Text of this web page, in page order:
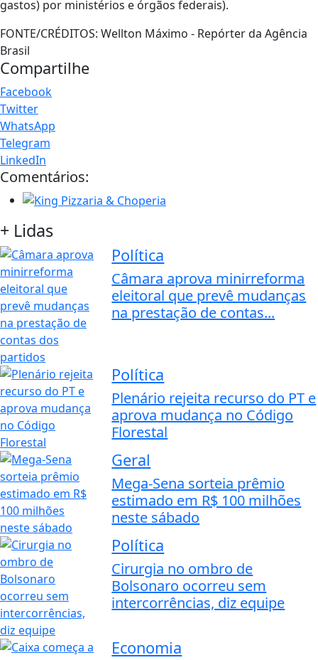
gastos) por ministérios e órgãos federais).
FONTE/CRÉDITOS: Wellton Máximo - Repórter da Agência
Brasil
Compartilhe
Facebook
Twitter
WhatsApp
Telegram
LinkedIn
Comentários:
+ Lidas
Política
Câmara aprova minirreforma
eleitoral que prevê mudanças
na prestação de contas...
Política
Plenário rejeita recurso do PT e
aprova mudança no Código
Florestal
Geral
Mega-Sena sorteia prêmio
estimado em R$ 100 milhões
neste sábado
Política
Cirurgia no ombro de
Bolsonaro ocorreu sem
intercorrências, diz equipe
Economia